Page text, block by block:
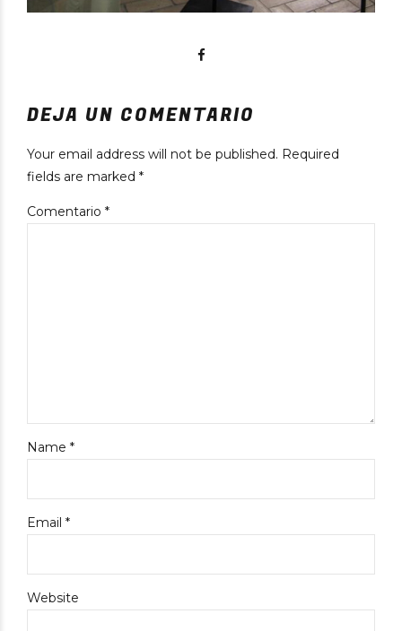
DEJA UN COMENTARIO
Your email address will not be published. Required
fields are marked *
Comentario *
Name *
Email *
Website